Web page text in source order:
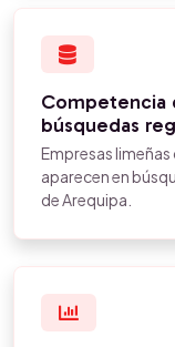
Competencia
búsquedas
Empresas
aparecen en
de Arequipa.